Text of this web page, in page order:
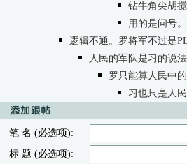
钻牛角尖胡
用的是问号
逻辑不通。罗将军不过是
人民的军队是习的说
罗只能算人民中
习也只是人民
笔 名 (必选项):
标 题 (必选项):